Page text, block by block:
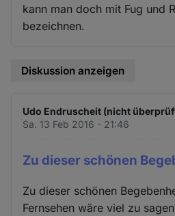
kann man doch mit Fug und
bezeichnen.
Diskussion anzeigen
Udo Endruscheit (nicht
Sa. 13 Feb 2016 - 21:46
Zu dieser schönen
Zu dieser schönen
Fernsehen wäre viel zu